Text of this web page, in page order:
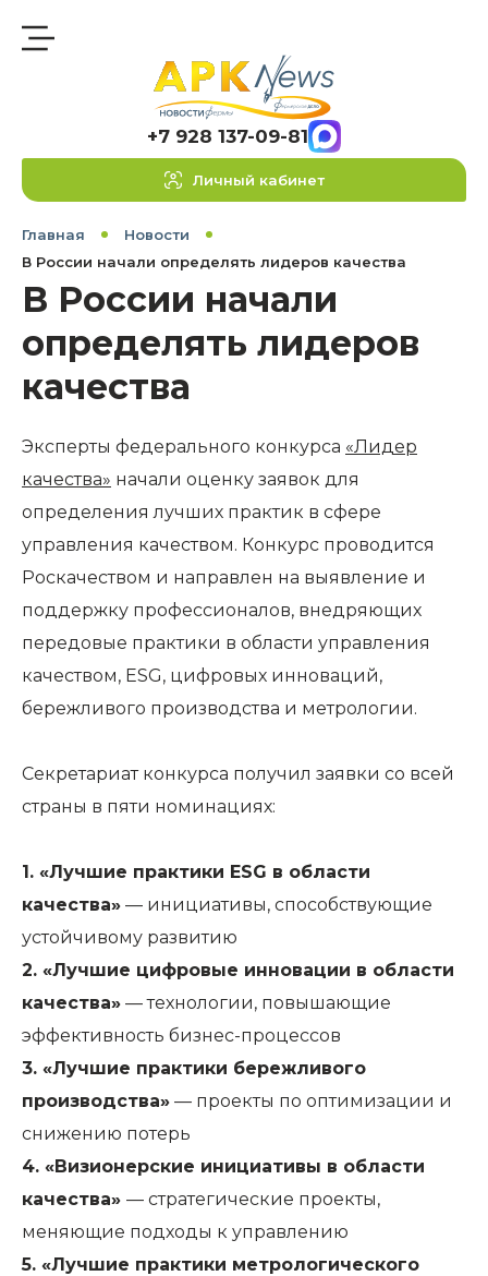
+7 928 137-09-81
Личный кабинет
Главная
Новости
В России начали определять лидеров качества
В России начали
определять лидеров
качества
Эксперты федерального конкурса «Лидер
качества» начали оценку заявок для
определения лучших практик в сфере
управления качеством. Конкурс проводится
Роскачеством и направлен на выявление и
поддержку профессионалов, внедряющих
передовые практики в области управления
качеством, ESG, цифровых инноваций,
бережливого производства и метрологии.
Секретариат конкурса получил заявки со всей
страны в пяти номинациях:
1. «Лучшие практики ESG в области
качества» — инициативы, способствующие
устойчивому развитию
2. «Лучшие цифровые инновации в области
качества» — технологии, повышающие
эффективность бизнес-процессов
3. «Лучшие практики бережливого
производства» — проекты по оптимизации и
снижению потерь
4. «Визионерские инициативы в области
качества» — стратегические проекты,
меняющие подходы к управлению
5. «Лучшие практики метрологического